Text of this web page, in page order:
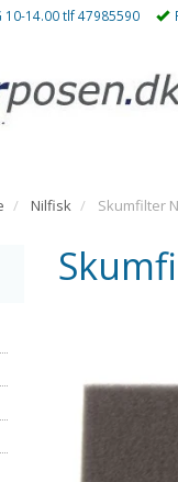
10-14.00 tlf 47985590
Nilfisk Skumfilter